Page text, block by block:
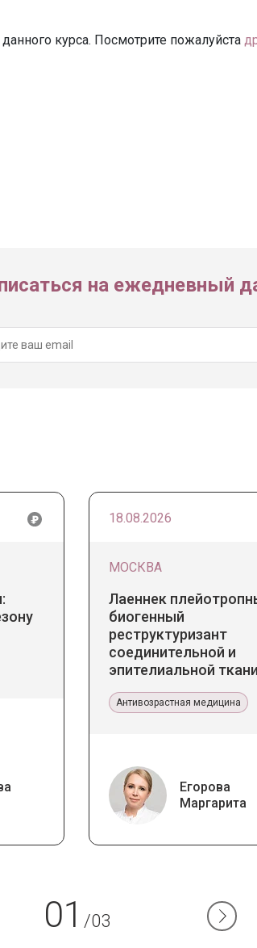
курса. Посмотрите пожалуйста
на ежедневный
18.08.2026
МОСКВА
Лаеннек
биогенный
реструктуризант
соединительной и
эпителиальной
эстетической
Антивозрастная медицина
Егорова
Маргарита
01 /03